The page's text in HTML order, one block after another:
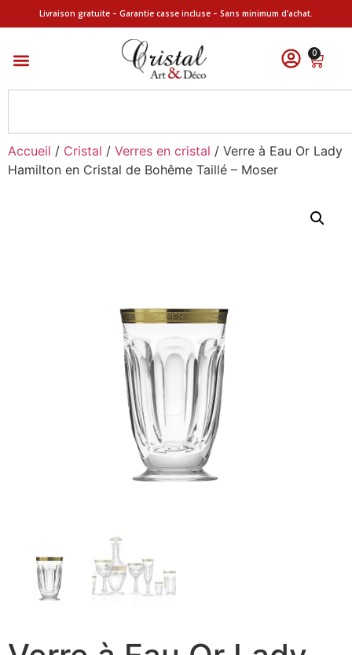
Livraison gratuite – Garantie casse incluse – Sans minimum d’achat.
0
Accueil / Cristal / Verres en cristal / Verre à Eau Or Lady
Hamilton en Cristal de Bohême Taillé – Moser